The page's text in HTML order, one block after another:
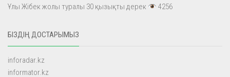
Ұлы Жібек жолы туралы 30 қызықты дерек
4256
БІЗДІҢ ДОСТАРЫМЫЗ
inforadar.kz
informator.kz